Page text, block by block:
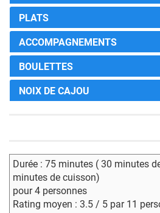
PLATS
ACCOMPAGNEMENTS
BOULETTES
NOIX DE CAJOU
Durée : 75 minutes ( 30 minutes
minutes de cuisson)
pour 4 personnes
Rating moyen : 3.5 / 5 par 11